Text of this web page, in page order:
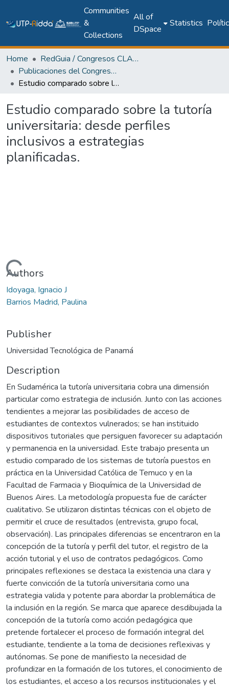
Communities
&
Collections
All of
DSpace
Statistics
Home
RedGuia / Congresos CLABES
Publicaciones del Congreso Internacional CLABES
Estudio comparado sobre la tutoría universitaria: desde perfiles inclusivos a estrategias planificadas.
Estudio comparado sobre la tutoría
universitaria: desde perfiles
inclusivos a estrategias
planificadas.
Loading...
Authors
Idoyaga, Ignacio J
Barrios Madrid, Paulina
Publisher
Universidad Tecnológica de Panamá
Description
En Sudamérica la tutoría universitaria cobra una dimensión
particular como estrategia de inclusión. Junto con las acciones
tendientes a mejorar las posibilidades de acceso de
estudiantes de contextos vulnerados; se han instituido
dispositivos tutoriales que persiguen favorecer su adaptación
y permanencia en la universidad. Este trabajo presenta un
estudio comparado de los sistemas de tutoría puestos en
práctica en la Universidad Católica de Temuco y en la
Facultad de Farmacia y Bioquímica de la Universidad de
Buenos Aires. La metodología propuesta fue de carácter
cualitativo. Se utilizaron distintas técnicas con el objeto de
permitir el cruce de resultados (entrevista, grupo focal,
observación). Las principales diferencias se encentraron en la
concepción de la tutoría y perfil del tutor, el registro de la
acción tutorial y el uso de contratos pedagógicos. Como
principales reflexiones se destaca la existencia una clara y
fuerte convicción de la tutoría universitaria como una
estrategia valida y potente para abordar la problemática de
la inclusión en la región. Se marca que aparece desdibujada la
concepción de la tutoría como acción pedagógica que
pretende fortalecer el proceso de formación integral del
estudiante, tendiente a la toma de decisiones reflexivas y
autónomas. Se pone de manifiesto la necesidad de
profundizar en la formación de los tutores, el conocimiento de
los estudiantes, el acceso a los recursos institucionales y el